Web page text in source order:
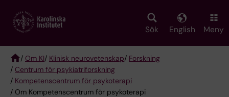
main
Sök English Meny
Breadcrumb
/ Om KI/ Klinisk neurovetenskap/ Forskning
/ Centrum för psykiatriforskning
/ Kompetenscentrum för psykoterapi
/ Om Kompetenscentrum för psykoterapi